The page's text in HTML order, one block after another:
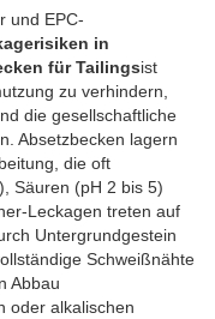
und EPC-
in
für Tailingsist
zu verhindern,
die gesellschaftliche
Absetzbecken lagern
die oft
Säuren (pH 2 bis 5)
Leckagen treten auf
Untergrundgestein
Schweißnähte
Abbau
oder alkalischen